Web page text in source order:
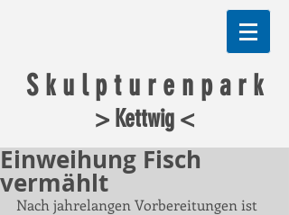
S k u l p t u r e n p a r k
> Kettwig <
Einweihung Fisch
vermählt
Nach jahrelangen Vorbereitungen ist